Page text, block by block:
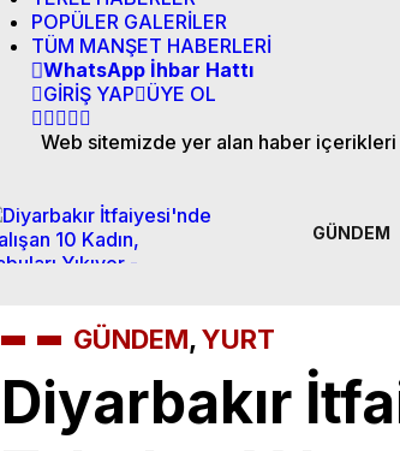
POPÜLER GALERİLER
TÜM MANŞET HABERLERİ
WhatsApp İhbar Hattı
GİRİŞ YAP ÜYE OL
Web sitemizde yer alan haber içerikleri
GÜNDEM
GÜNDEM,YURT
Diyarbakır